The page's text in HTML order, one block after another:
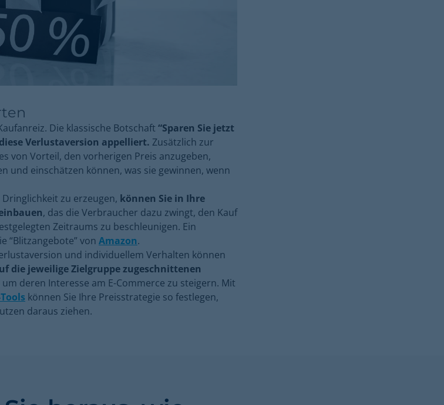
Die klassische Botschaft “Sparen Sie jetzt
Verlustaversion appelliert. Zusätzlich zur
von Vorteil, den vorherigen Preis anzugeben,
und einschätzen können, was sie gewinnen, wenn
zu erzeugen, können Sie in Ihre
, das die Verbraucher dazu zwingt, den Kauf
Zeitraums zu beschleunigen. Ein
“Blitzangebote” von Amazon.
und individuellem Verhalten können
die jeweilige Zielgruppe zugeschnittenen
um deren Interesse am E-Commerce zu steigern. Mit
können Sie Ihre Preisstrategie so festlegen,
daraus ziehen.